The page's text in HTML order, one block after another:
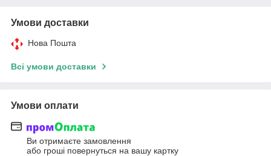
Умови доставки
Нова Пошта
Всі умови доставки
Умови оплати
Ви отримаєте замовлення
або гроші повернуться на вашу картку